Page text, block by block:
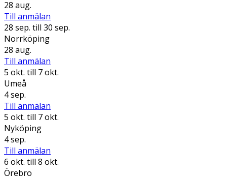
28 aug.
Till anmälan
28 sep. till 30 sep.
Norrköping
28 aug.
Till anmälan
5 okt. till 7 okt.
Umeå
4 sep.
Till anmälan
5 okt. till 7 okt.
Nyköping
4 sep.
Till anmälan
6 okt. till 8 okt.
Örebro